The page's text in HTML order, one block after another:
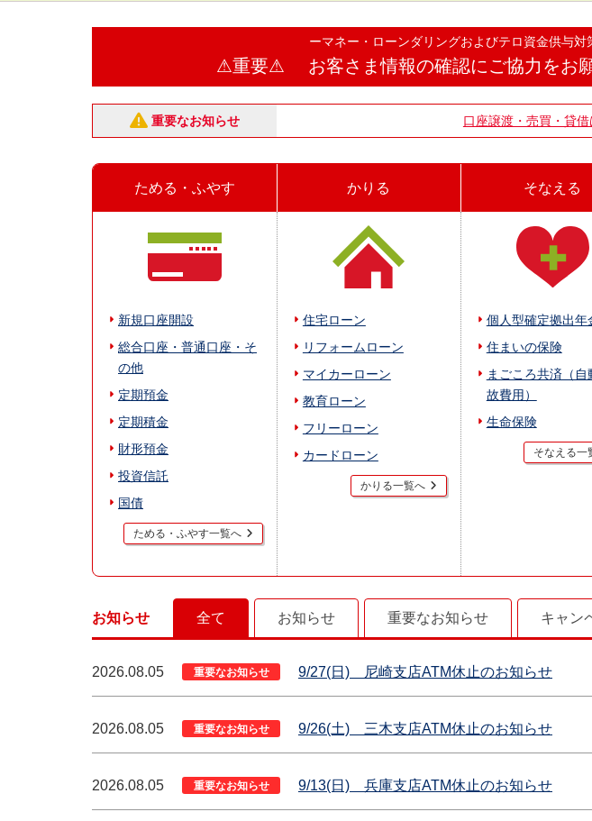
ーマネー・ローンダリングおよびテロ資金供与対
⚠重要⚠ お客さま情報の確認にご協力をお
重要なお知らせ ⼝座譲渡・売買・貸借は全て犯罪です。
ためる・ふやす
新規口座開設
総合口座・普通口座・そ
の他
定期預金
定期積金
財形預金
投資信託
国債
ためる・ふやす一覧へ
かりる
住宅ローン
リフォームローン
マイカーローン
教育ローン
フリーローン
カードローン
かりる一覧へ
そなえる
個人型確定拠出年
住まいの保険
まごころ共済（自
故費用）
生命保険
そなえる一
お知らせ 全て お知らせ 重要なお知らせ キャン
2026.08.05 重要なお知らせ 9/27(日) 尼崎支店ATM休止のお知らせ
2026.08.05 重要なお知らせ 9/26(土) 三木支店ATM休止のお知らせ
2026.08.05 重要なお知らせ 9/13(日) 兵庫支店ATM休止のお知らせ